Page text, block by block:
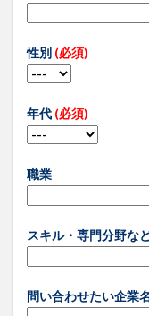
性別 (必須)
年代 (必須)
職業
スキル・専門分野な
問い合わせたい企業